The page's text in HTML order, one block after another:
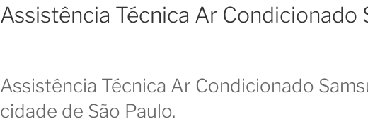
Assistência Técnica Ar Condicionado
Assistência Técnica Ar Condicionado
cidade de São Paulo.